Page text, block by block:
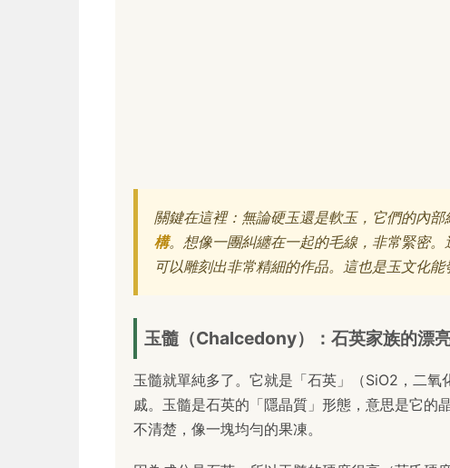
關鍵在這裡：無論硬玉還是軟玉，它們的內
構。想像一團糾纏在一起的毛線，非常緊密
可以雕刻出非常精細的作品。這也是玉文化能
玉髓（Chalcedony）：石英家族的漂
玉髓就單純多了。它就是「石英」（SiO2，二
戚。玉髓是石英的「隱晶質」形態，意思是它的
不清楚，像一塊均勻的果凍。